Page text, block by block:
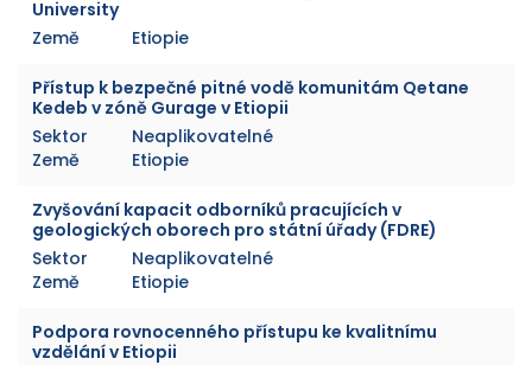
University
Země
Etiopie
Přístup k bezpečné pitné vodě komunitám Qetane
Kedeb v zóně Gurage v Etiopii
Sektor
Neaplikovatelné
Země
Etiopie
Zvyšování kapacit odborníků pracujících v
geologických oborech pro státní úřady (FDRE)
Sektor
Neaplikovatelné
Země
Etiopie
Podpora rovnocenného přístupu ke kvalitnímu
vzdělání v Etiopii